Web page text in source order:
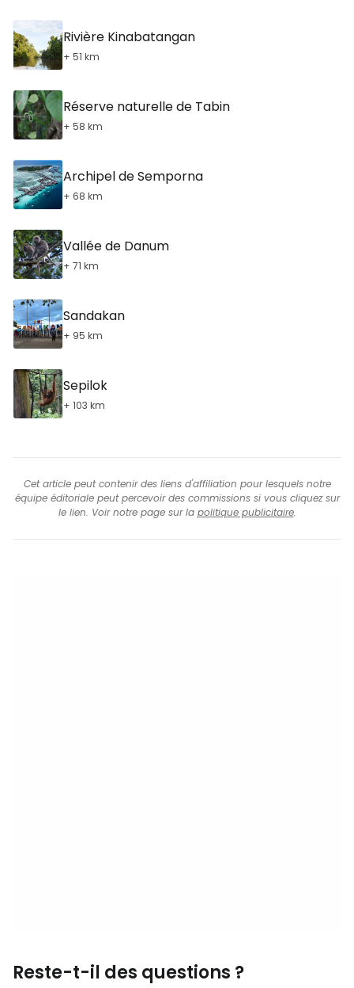
Rivière Kinabatangan
+ 51 km
Réserve naturelle de Tabin
+ 58 km
Archipel de Semporna
+ 68 km
Vallée de Danum
+ 71 km
Sandakan
+ 95 km
Sepilok
+ 103 km
Cet article peut contenir des liens d'affiliation pour lesquels notre
équipe éditoriale peut percevoir des commissions si vous cliquez sur
le lien. Voir notre page sur la politique publicitaire.
Reste-t-il des questions ?